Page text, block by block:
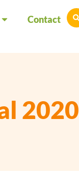
Contact
2020